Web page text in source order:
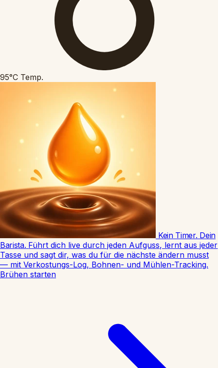
95°C Temp.
Kein Timer. Dein
Barista. Führt dich live durch jeden Aufguss, lernt aus jeder
Tasse und sagt dir, was du für die nächste ändern musst
— mit Verkostungs-Log, Bohnen- und Mühlen-Tracking.
Brühen starten